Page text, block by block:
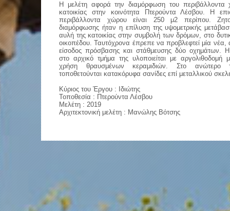
Η μελέτη αφορά την διαμόρφωση του περιβάλλοντα
κατοικίας στην κοινότητα Πτερούντα Λέσβου. Η
περιβάλλοντα χώρου είναι 250 μ2 περίπου.
διαμόρφωσης ήταν η επίλυση της υψομετρικής
αυλή της κατοικίας στην συμβολή των δρόμων, στο
οικοπέδου. Ταυτόχρονα έπρεπε να προβλεφτεί μία νέα,
είσοδος πρόσβασης και στάθμευσης δύο οχημάτων.
στο αρχικό τμήμα της υλοποιείται με αργολιθοδομή
χρήση θραυσμένων κεραμιδιών. Στο ανώτερο
τοποθετούνται κατακόρυφα σανίδες επί μεταλλικού
Κύριος του Έργου : Ιδιώτης
Τοποθεσία : Πτερούντα Λέσβου
Μελέτη : 2019
Αρχιτεκτονική μελέτη : Μανώλης Βότσης